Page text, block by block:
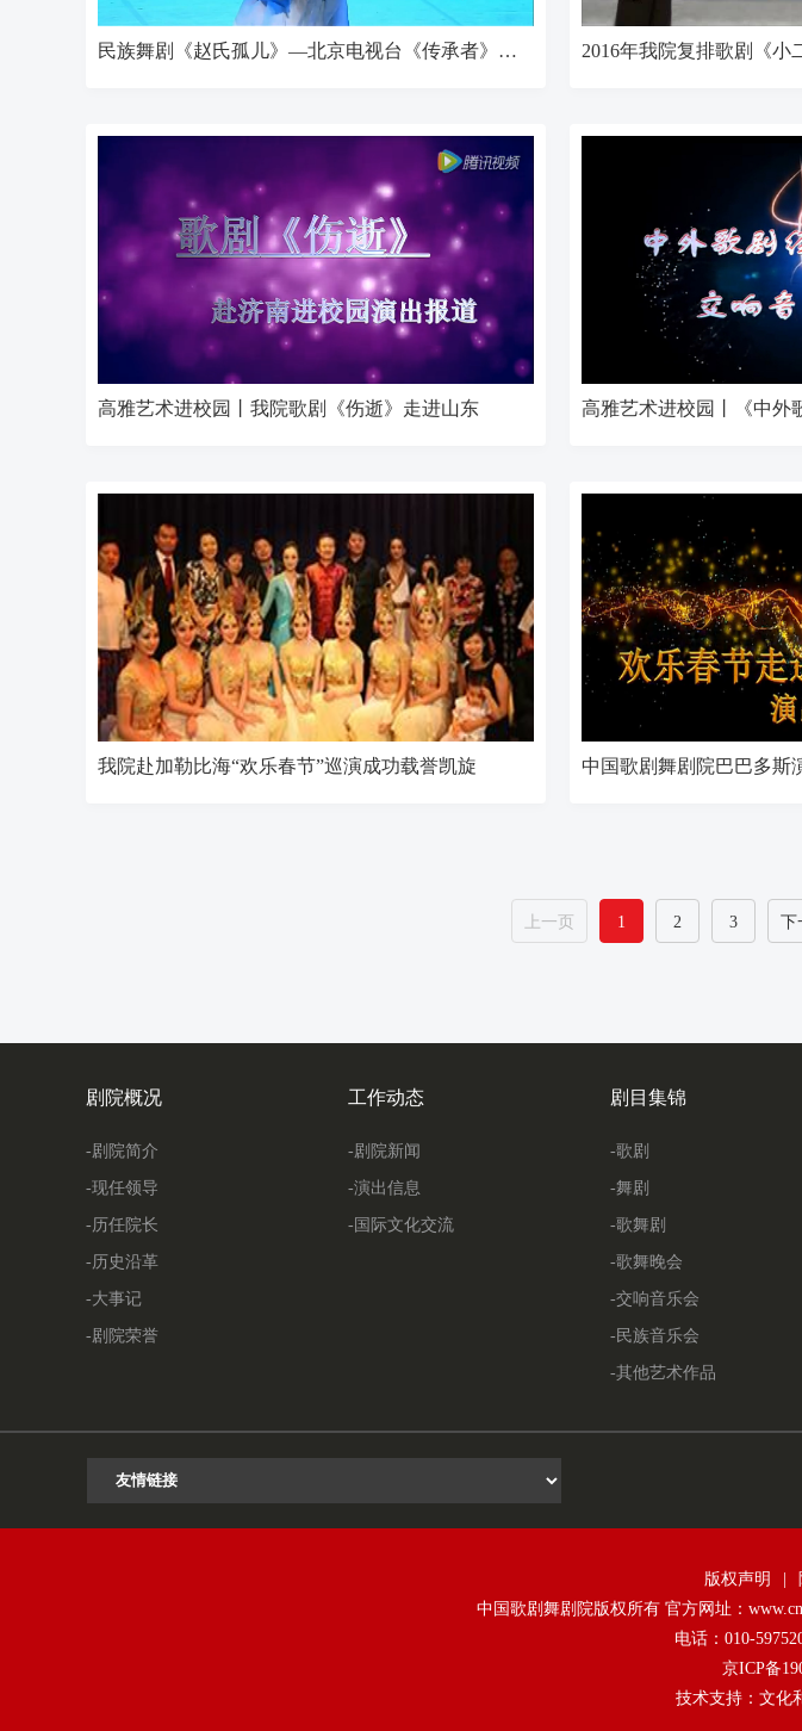
民族舞剧《赵氏孤儿》—北京电视台《传承者》栏目 2016年我院复排歌剧《小
高雅艺术进校园丨我院歌剧《伤逝》走进山东
我院赴加勒比海“欢乐春节”巡演成功载誉凯旋 中国歌剧舞剧院巴巴多斯
上一页 1 2 3 下
剧院概况
-剧院简介
-现任领导
-历任院长
-历史沿革
-大事记
-剧院荣誉
工作动态
-剧院新闻
-演出信息
-国际文化交流
剧目集锦
-歌剧
-舞剧
-歌舞剧
-歌舞晚会
-交响音乐会
-民族音乐会
-其他艺术作品
版权声明
中国歌剧舞剧院版权所有 官方网址：
电话：010-
京ICP备
技术支持：文化